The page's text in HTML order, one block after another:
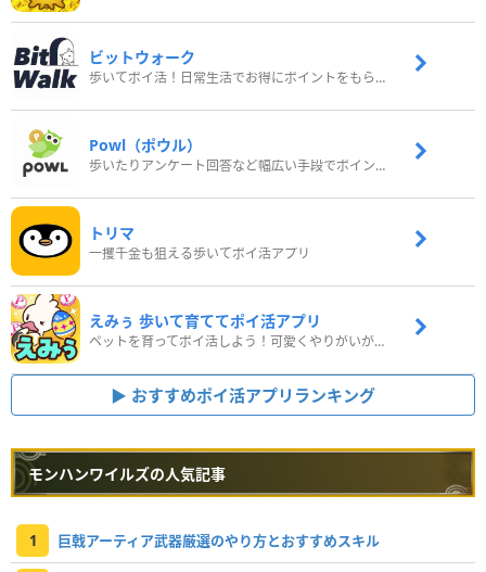
ビットウォーク
歩いてポイ活！日常生活でお得にポイントをもらおう
Powl（ポウル）
歩いたりアンケート回答など幅広い手段でポイントをゲット
トリマ
一攫千金も狙える歩いてポイ活アプリ
えみぅ 歩いて育ててポイ活アプリ
ペットを育ってポイ活しよう！可愛くやりがいがある新感覚アプリ
おすすめポイ活アプリランキング
モンハンワイルズの人気記事
1 巨戟アーティア武器厳選のやり方とおすすめスキル